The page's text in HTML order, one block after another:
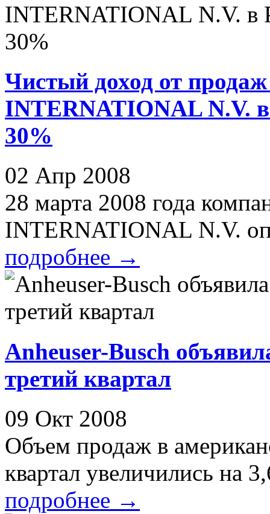
Чистый доход от
INTERNATIONAL N.V. в
30%
02 Апр 2008
28 марта 2008 года
INTERNATIONAL N.V.
подробнее →
Anheuser-Busch
третий квартал
09 Окт 2008
Объем продаж в
квартал увеличились на
подробнее →